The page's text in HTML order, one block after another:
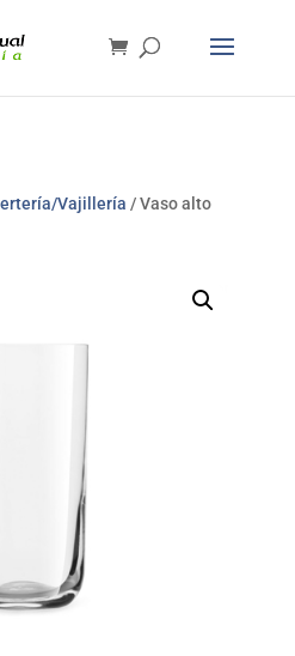
Vajillería / Vaso alto